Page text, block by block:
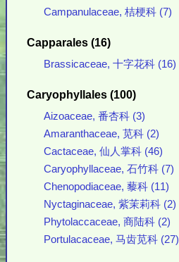
Campanulaceae, 桔梗科 (7)
Capparales (16)
Brassicaceae, 十字花科 (16)
Caryophyllales (100)
Aizoaceae, 番杏科 (3)
Amaranthaceae, 苋科 (2)
Cactaceae, 仙人掌科 (46)
Caryophyllaceae, 石竹科 (7)
Chenopodiaceae, 藜科 (11)
Nyctaginaceae, 紫茉莉科 (2)
Phytolaccaceae, 商陆科 (2)
Portulacaceae, 马齿苋科 (27)